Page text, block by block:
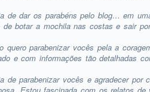
de dar os parabéns pelo blog… em
de botar a mochila nas costas e sair
quero parabenizar vocês pela a
e com informações tão detalhadas
de parabenizar vocês e agradecer por